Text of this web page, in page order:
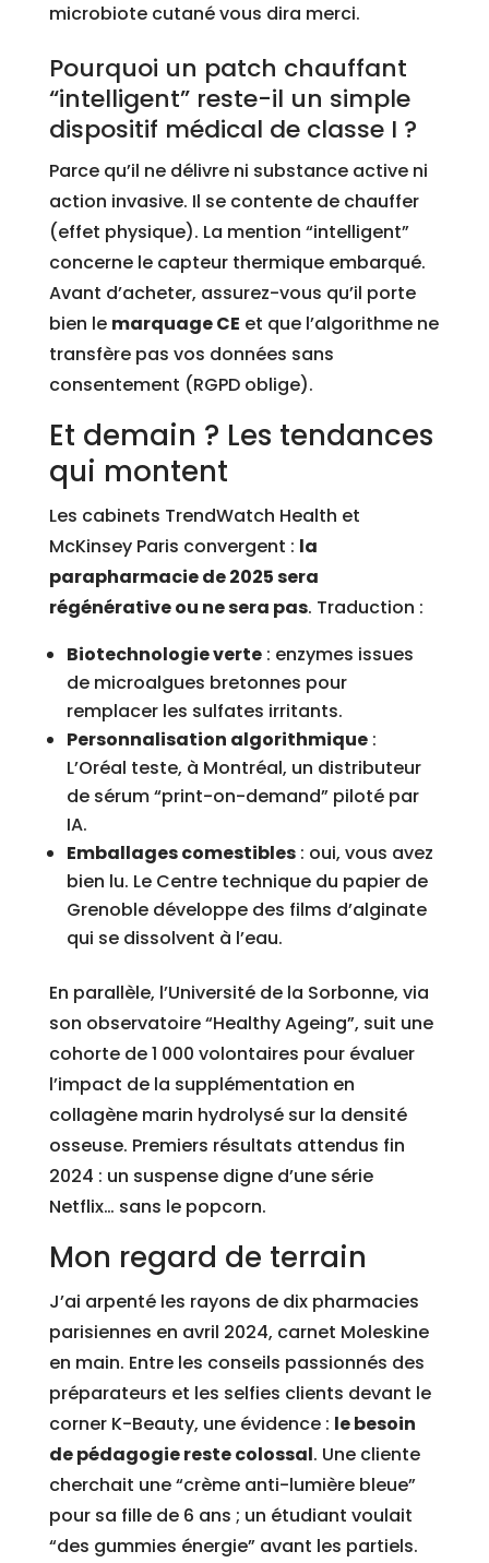
microbiote cutané vous dira merci.
Pourquoi un patch chauffant
“intelligent” reste-il un simple
dispositif médical de classe I ?
Parce qu’il ne délivre ni substance active ni
action invasive. Il se contente de chauffer
(effet physique). La mention “intelligent”
concerne le capteur thermique embarqué.
Avant d’acheter, assurez-vous qu’il porte
bien le marquage CE et que l’algorithme ne
transfère pas vos données sans
consentement (RGPD oblige).
Et demain ? Les tendances
qui montent
Les cabinets TrendWatch Health et
McKinsey Paris convergent : la
parapharmacie de 2025 sera
régénérative ou ne sera pas. Traduction :
Biotechnologie verte: enzymes issues
de microalgues bretonnes pour
remplacer les sulfates irritants.
Personnalisation algorithmique:
L’Oréal teste, à Montréal, un distributeur
de sérum “print-on-demand” piloté par
IA.
Emballages comestibles: oui, vous avez
bien lu. Le Centre technique du papier de
Grenoble développe des films d’alginate
qui se dissolvent à l’eau.
En parallèle, l’Université de la Sorbonne, via
son observatoire “Healthy Ageing”, suit une
cohorte de 1 000 volontaires pour évaluer
l’impact de la supplémentation en
collagène marin hydrolysé sur la densité
osseuse. Premiers résultats attendus fin
2024 : un suspense digne d’une série
Netflix… sans le popcorn.
Mon regard de terrain
J’ai arpenté les rayons de dix pharmacies
parisiennes en avril 2024, carnet Moleskine
en main. Entre les conseils passionnés des
préparateurs et les selfies clients devant le
corner K-Beauty, une évidence : le besoin
de pédagogie reste colossal. Une cliente
cherchait une “crème anti-lumière bleue”
pour sa fille de 6 ans ; un étudiant voulait
“des gummies énergie” avant les partiels.